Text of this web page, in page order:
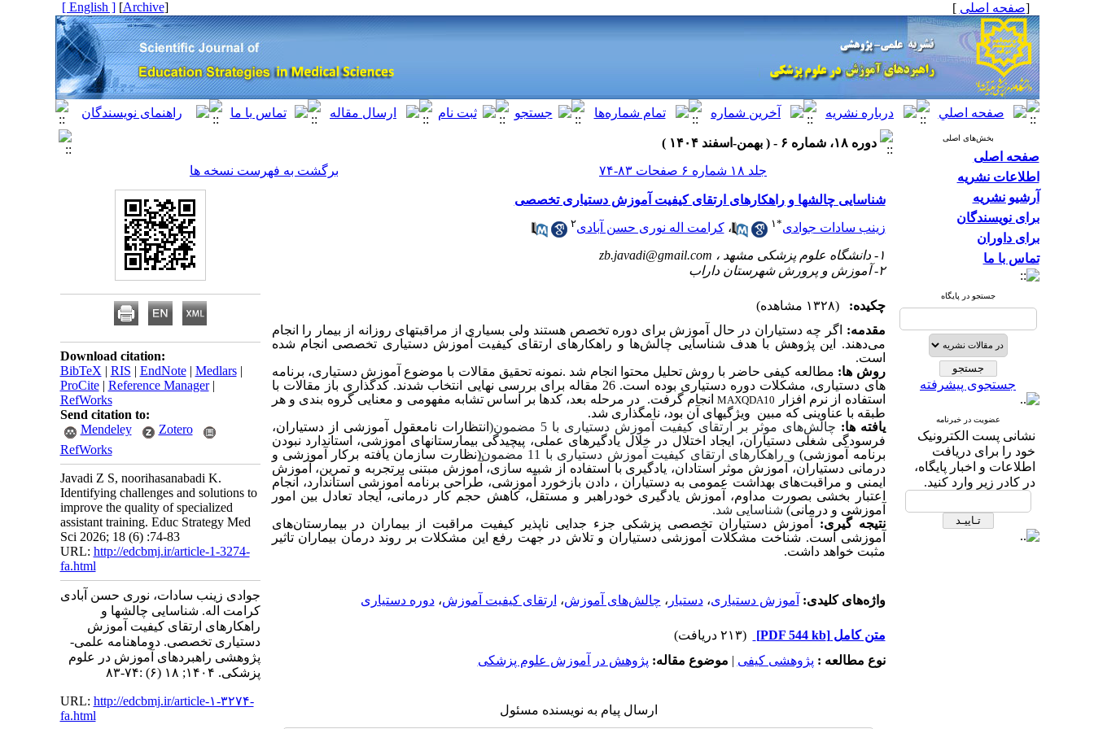
[صفحه اصلی ]
[
Archive
]
[ English ]
بخش‌های اصلی
صفحه اصلی
اطلاعات نشریه
آرشیو نشریه
برای نویسندگان
برای داوران
تماس با ما
جستجو در پایگاه
جستجوی پیشرفته
عضویت در خبرنامه
نشانی پست الکترونیک
خود را برای دریافت
اطلاعات و اخبار پایگاه،
در کادر زیر وارد کنید.
دوره ۱۸، شماره ۶ - ( بهمن-اسفند ۱۴۰۴ )
جلد ۱۸ شماره ۶ صفحات ۸۳-۷۴
برگشت به فهرست نسخه ها
شناسایی چالشها و راهکارهای ارتقای کیفیت آموزش دستیاری تخصصی
زینب سادات جوادی*۱ ،کرامت اله نوری حسن آبادی۲
۱- دانشگاه علوم پزشکی مشهد ،
zb.javadi@gmail.com
۲- آموزش و پرورش شهرستان داراب
چکیده:
(۱۳۲۸ مشاهده)
مقدمه: اگر چه دستیاران در حال آموزش برای دوره تخصص هستند ولی بسیاری از مراقبت­های روزانه از بیمار را انجام
میدهند. این پژوهش با هدف شناسایی چالشها و راهکارهای ارتقای کیفیت آموزش دستیاری تخصصی انجام شده
است.
روش ­ها: مطالعه کیفی حاضر با روش تحلیل محتوا انجام شد .نمونه تحقیق مقالات با موضوع آموزش دستیاری، برنامه
های دستیاری، مشکلات دوره دستیاری بوده است. 26 مقاله برای بررسی نهایی انتخاب شدند. کدگذاری باز مقالات با
استفاده از نرم افزار
MAXQDA10
انجام گرفت. در مرحله بعد، کدها بر اساس تشابه مفهومی و معنایی گروه بندی و هر
طبقه با عناوینی که مبین ویژگی­های آن بود، نامگذاری شد.
یافته­ ها: چالشهای موثر بر ارتقای کیفیت آموزش دستیاری با5 مضمون( انتظارات نامعقول آموزشی از دستیاران،
فرسودگی شغلی دستیاران، ایجاد اختلال در خلال یادگیرهای عملی، پیچیدگی بیمارستان­های آموزشی، استاندارد نبودن
برنامه آموزشی) و راهکارهای ارتقای کیفیت آموزش دستیاری با 11 مضمون(نظارت سازمان یافته برکار آموزشی و
درمانی دستیاران، آموزش موثر استادان، یادگیری با استفاده از شبیه سازی، آموزش مبتنی برتجربه و تمرین، آموزش
ایمنی و مراقبتهای بهداشت عمومی به دستیاران ، دادن بازخورد آموزشی، طراحی برنامه آموزشی استاندارد، انجام
اعتبار بخشی بصورت مداوم، آموزش یادگیری خودراهبر و مستقل، کاهش حجم کار درمانی، ایجاد تعادل بین امور
آموزشی و درمانی) شناسایی شد.
نتیجه ­گیری:
آموزش دستیاران تخصصی پزشکی جزء جدایی ناپذیر کیفیت مراقبت از بیماران در بیمارستانهای
آموزشی است. شناخت مشکلات آموزشی دستیاران و تلاش در جهت رفع این مشکلات بر روند درمان بیماران تاثیر
مثبت خواهد داشت.
واژه‌های کلیدی: آموزش دستیاری،دستیار ، چالش‌های آموزش، ارتقای کیفیت آموزش،دوره دستیاری
متن کامل[PDF 544 kb]
(۲۱۳ دریافت)
نوع مطالعه : پژوهشی کيفی | موضوع مقاله: پ‍ژوهش در آموزش علوم پزشکی
ارسال پیام به نویسنده مسئول
Download citation:
BibTeX | RIS | EndNote| Medlars|
ProCite| Reference Manager|
RefWorks
Send citation to:
Mendeley
Zotero
RefWorks
Javadi Z S, noorihasanabadi K.
Identifying challenges and solutions to
improve the quality of specialized
assistant training. Educ Strategy Med
Sci 2026; 18 (6) :74-83
URL: http://edcbmj.ir/article-1-3274-
fa.html
جوادی زینب سادات، نوری حسن آبادی
کرامت اله. شناسایی چالشها و
راهکارهای ارتقای کیفیت آموزش
دستیاری تخصصی. دوماهنامه علمی-
پژوهشی راهبردهای آموزش در علوم
پزشکی. ۱۴۰۴; ۱۸ (۶) :۷۴-۸۳
URL: http://edcbmj.ir/article-۱-۳۲۷۴-
fa.html